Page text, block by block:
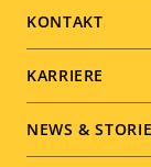
menu
KONTAKT
KARRIERE
NEWS &